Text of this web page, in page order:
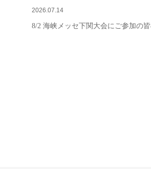
2026.07.14
8/2 海峡メッセ下関大会にご参加の